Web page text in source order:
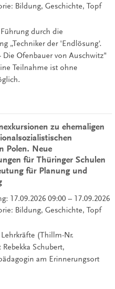
Bildung, Geschichte, Topf
durch die
„Techniker der 'Endlösung'.
Die Ofenbauer von Auschwitz"
Teilnahme ist ohne
zu ehemaligen
Polen. Neue
für Thüringer Schulen
für Planung und
17.09.2026 09:00 – 17.09.2026
Bildung, Geschichte, Topf
(Thillm-Nr.
Schubert,
am Erinnerungsort